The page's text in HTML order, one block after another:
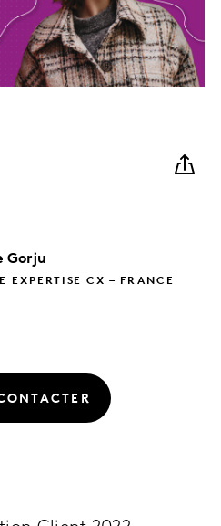
Gorju
EXPERTISE CX – FRANCE